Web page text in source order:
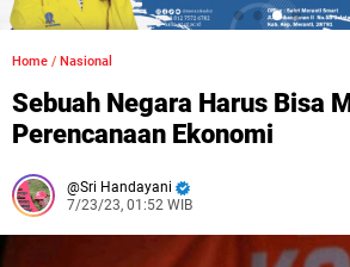
Home / Nasional
Sebuah Negara Harus Bisa
Perencanaan Ekonomi
Sri Handayani
7/23/23, 01:52 WIB